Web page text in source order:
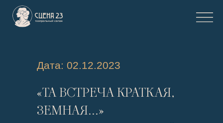
Дата: 02.12.2023
«ТА ВСТРЕЧА КРАТКАЯ,
ЗЕМНАЯ..…»